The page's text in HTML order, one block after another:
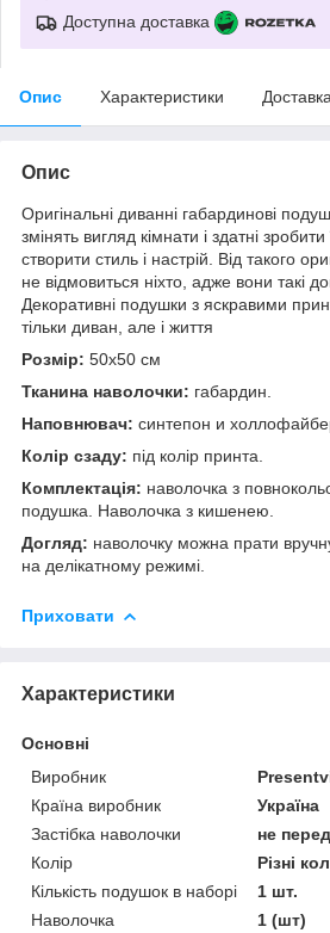
Доступна доставка
Опис Характеристики Доставка
Опис
Оригінальні диванні габардинові
змінять вигляд кімнати і здатні
створити стиль і настрій. Від такого
не відмовиться ніхто, адже вони такі
Декоративні подушки з яскравими
тільки диван, але і життя
Розмір: 50x50 см
Тканина наволочки: габардин.
Наповнювач: синтепон и
Колір сзаду: під колір принта.
Комплектація: наволочка з
подушка. Наволочка з кишенею.
Догляд: наволочку можна прати
на делікатному режимі.
Приховати
Характеристики
Основні
Виробник
Країна виробник
Україна
Застібка наволочки
не
Колір
Різні
Кількість подушок в наборі
1 шт.
Наволочка
1 (шт)